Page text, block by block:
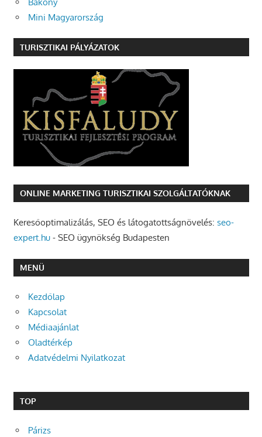
Mini Magyarország
TURISZTIKAI PÁLYÁZATOK
ONLINE MARKETING TURISZTIKAI SZOLGÁLTATÓKNAK
Keresőoptimalizálás, SEO és látogatottságnövelés: seo-
expert.hu- SEO ügynökség Budapesten
MENÜ
Kezdőlap
Kapcsolat
Médiaajánlat
Oladtérkép
Adatvédelmi Nyilatkozat
TOP
Párizs